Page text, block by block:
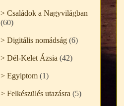
> Családok a Nagyvilágban
(60)
> Digitális nomádság (6)
> Dél-Kelet Ázsia (42)
> Egyiptom (1)
> Felkészülés utazásra (5)